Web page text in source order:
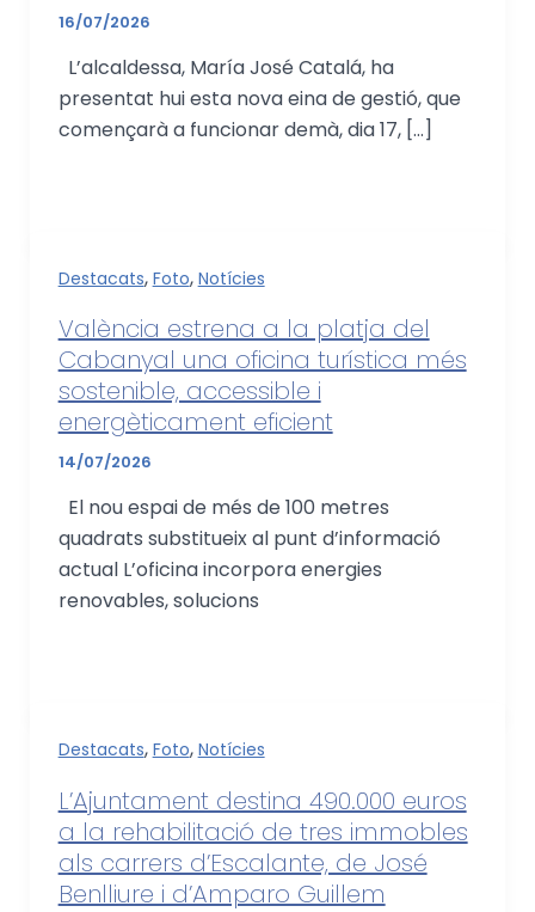
16/07/2026
L’alcaldessa, María José Catalá, ha
presentat hui esta nova eina de gestió, que
començarà a funcionar demà, dia 17, […]
Destacats, Foto, Notícies
València estrena a la platja del
Cabanyal una oficina turística més
sostenible, accessible i
energèticament eficient
14/07/2026
El nou espai de més de 100 metres
quadrats substitueix al punt d’informació
actual L’oficina incorpora energies
renovables, solucions
Destacats, Foto, Notícies
L’Ajuntament destina 490.000 euros
a la rehabilitació de tres immobles
als carrers d’Escalante, de José
Benlliure i d’Amparo Guillem